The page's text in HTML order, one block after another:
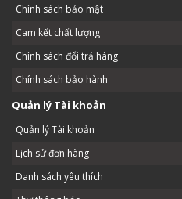
Chính sách bảo mật
Cam kết chất lượng
Chính sách đổi trả hàng
Chính sách bảo hành
Quản lý Tài khoản
Quản lý Tài khoản
Lịch sử đơn hàng
Danh sách yêu thích